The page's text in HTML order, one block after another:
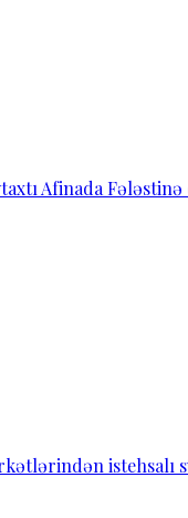
Afinada
istehsalı